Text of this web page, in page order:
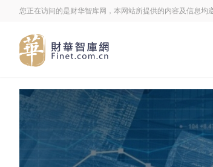
您正在访问的是财华智库网，本网站所提供的内容及信息均